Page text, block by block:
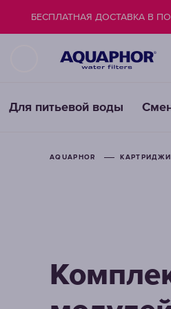
Для питьевой воды
БЕСПЛАТНАЯ ДОСТАВКА В
AQUAPHOR